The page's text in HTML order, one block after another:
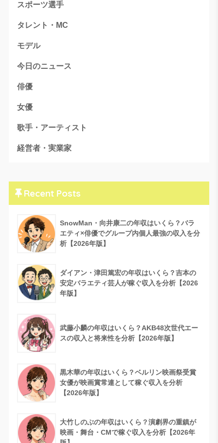
スポーツ選手
タレント・MC
モデル
今日のニュース
俳優
女優
歌手・アーティスト
経営者・実業家
Recent Posts
SnowMan・向井康二の年収はいくら？バラ
エティ×俳優でグループ内個人最強の収入を分
析【2026年版】
ダイアン・津田篤宏の年収はいくら？吉本の
安定バラエティ芸人が稼ぐ収入を分析【2026
年版】
武藤小麟の年収はいくら？AKB48次世代エー
スの収入と将来性を分析【2026年版】
黒木華の年収はいくら？ベルリン映画祭受賞
女優が映画賞常連として稼ぐ収入を分析
【2026年版】
大竹しのぶの年収はいくら？演劇界の重鎮が
映画・舞台・CMで稼ぐ収入を分析【2026年